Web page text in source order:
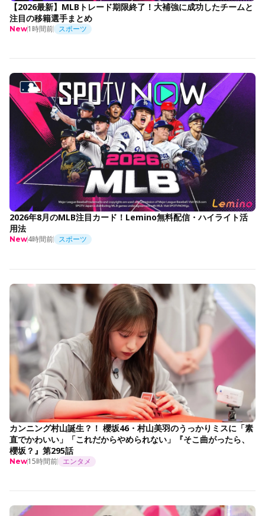
【2026最新】MLBトレード期限終了！大補強に成功したチームと
注目の移籍選手まとめ
New1時間前 スポーツ
2026年8月のMLB注目カード！Lemino無料配信・ハイライト活
用法
New4時間前 スポーツ
カンニング村山誕生？！ 櫻坂46・村山美羽のうっかりミスに「素
直でかわいい」「これだからやめられない」『そこ曲がったら、
櫻坂？』第295話
New15時間前 エンタメ